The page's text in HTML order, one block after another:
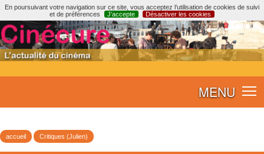
En poursuivant votre navigation sur ce site, vous acceptez l’utilisation de cookies de suivi
et de préférences
J’accepte Désactiver les cookies
MENU
accueil Critiques (Julien)